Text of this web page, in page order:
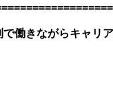
働きながらキャリ